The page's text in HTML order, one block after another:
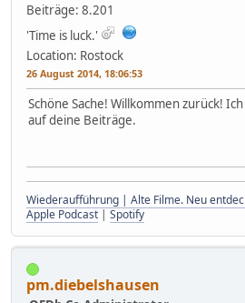
Beiträge: 8.201
'Time is luck.'
Location: Rostock
26 August 2014, 18:06:53
Schöne Sache! Willkommen zurück!
auf deine Beiträge.
Wiederaufführung | Alte Filme. Neu
Apple Podcast | Spotify
pm.diebelshausen